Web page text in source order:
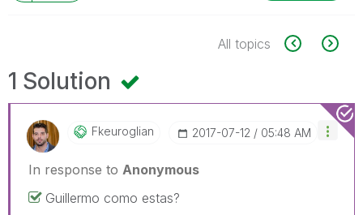
All topics
1 Solution
Fkeuroglian ‎2017-07-12 05:48 AM
In response to Anonymous
Guillermo como estas?